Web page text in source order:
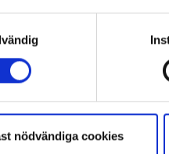
nödvändiga cookies